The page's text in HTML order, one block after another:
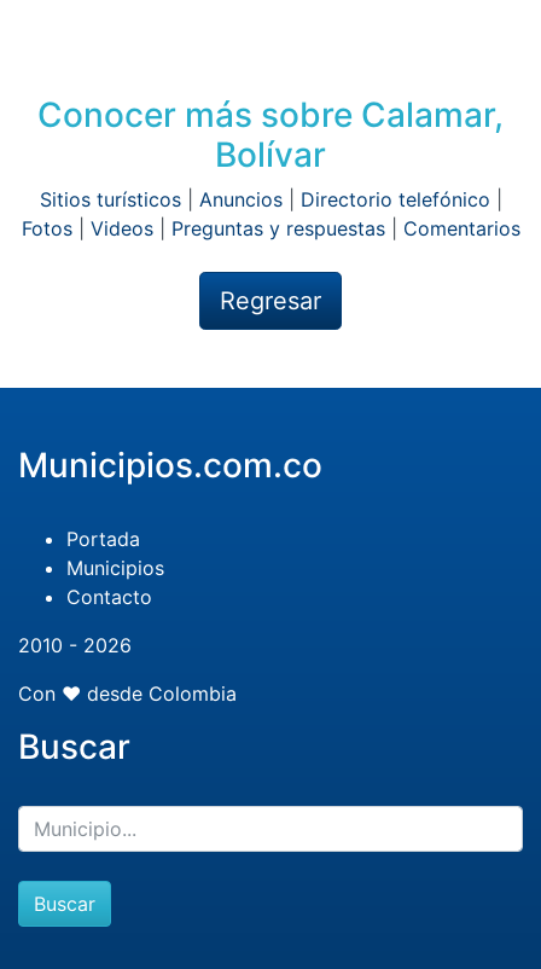
Conocer más sobre Calamar,
Bolívar
Sitios turísticos| Anuncios| Directorio telefónico
Fotos| Videos| Preguntas y respuestas| Comentarios
Regresar
Municipios.com.co
Portada
Municipios
Contacto
2010 - 2026
Con ❤️ desde Colombia
Buscar
Buscar